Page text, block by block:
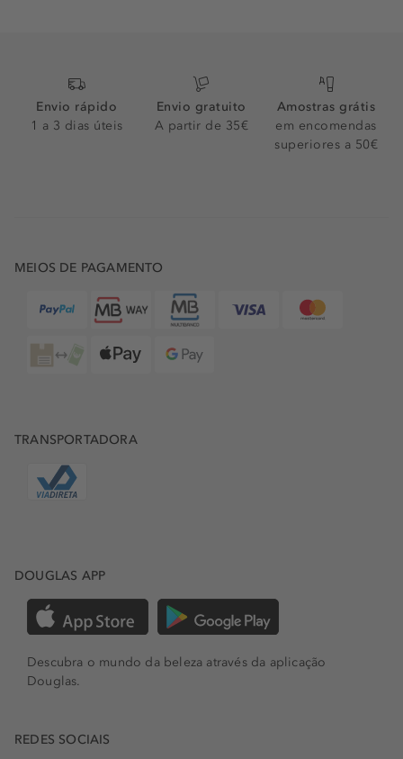
Envio rápido
1 a 3 dias úteis
Envio gratuito
A partir de 35€
Amostras grátis
em encomendas
superiores a 50€
MEIOS DE PAGAMENTO
TRANSPORTADORA
DOUGLAS APP
Descubra o mundo da beleza através da aplicação
Douglas.
REDES SOCIAIS